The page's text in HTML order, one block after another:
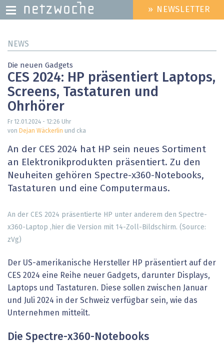
zum
HEADER
MENU
» NEWSLETTER
NEWS
Die neuen Gadgets
CES 2024: HP präsentiert Laptops,
Screens, Tastaturen und
Ohrhörer
Fr 12.01.2024 - 12:26 Uhr
von Dejan Wäckerlin und cka
An der CES 2024 hat HP sein neues Sortiment
an Elektronikprodukten präsentiert. Zu den
Neuheiten gehören Spectre-x360-Notebooks,
Tastaturen und eine Computermaus.
An der CES 2024 präsentierte HP unter anderem den Spectre-
x360-Laptop ,hier die Version mit 14-Zoll-Bildschirm. (Source:
zVg)
Der US-amerikanische Hersteller HP präsentiert auf der
CES 2024 eine Reihe neuer Gadgets, darunter Displays,
Laptops und Tastaturen. Diese sollen zwischen Januar
und Juli 2024 in der Schweiz verfügbar sein, wie das
Unternehmen mitteilt.
Die Spectre-x360-Notebooks